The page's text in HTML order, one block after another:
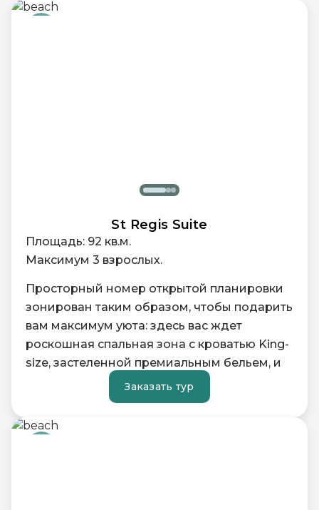
St Regis Suite
Площадь: 92 кв.м.
Максимум 3 взрослых.
Просторный номер открытой планировки
зонирован таким образом, чтобы подарить
вам максимум уюта: здесь вас ждет
роскошная спальная зона с кроватью King-
size, застеленной премиальным бельем, и
уютная гостиная зона, идеально
подходящая для расслабленного отдыха
после дня на пляже.
Заказать тур